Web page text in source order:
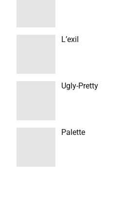
L’exil
Ugly-Pretty
Palette